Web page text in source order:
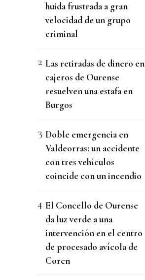
huida frustrada a gran
velocidad de un grupo
criminal
Las retiradas de dinero en
cajeros de Ourense
resuelven una estafa en
Burgos
Doble emergencia en
Valdeorras: un accidente
con tres vehículos
coincide con un incendio
El Concello de Ourense
da luz verde a una
intervención en el centro
de procesado avícola de
Coren